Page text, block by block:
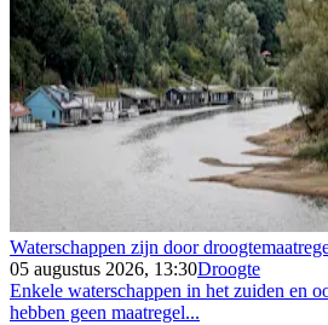
Waterschappen zijn door
05 augustus 2026, 13:30Droogte
Enkele waterschappen in het zuiden en
hebben geen maatregel...